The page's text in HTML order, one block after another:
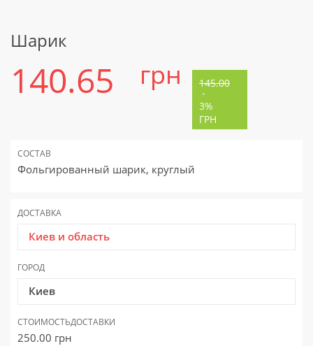
Шарик
140.65 грн 145.00
-
3%
ГРН
СОСТАВ
Фольгированный шарик, круглый
ДОСТАВКА
Киев и область
ГОРОД
Киев
СТОИМОСТЬДОСТАВКИ
250.00 грн